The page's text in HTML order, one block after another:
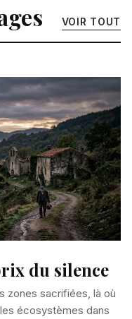
VOIR TOUT
du silence
zones sacrifiées, là où
écosystèmes dans